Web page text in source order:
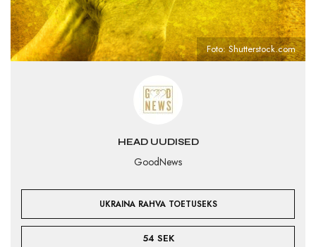
HEAD UUDISED
GoodNews
UKRAINA RAHVA TOETUSEKS
54 SEK
Foto: Shutterstock.com